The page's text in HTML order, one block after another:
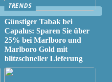
TRENDS
Günstiger Tabak bei
Capalus: Sparen Sie über
25% bei Marlboro und
Marlboro Gold mit
blitzschneller Lieferung